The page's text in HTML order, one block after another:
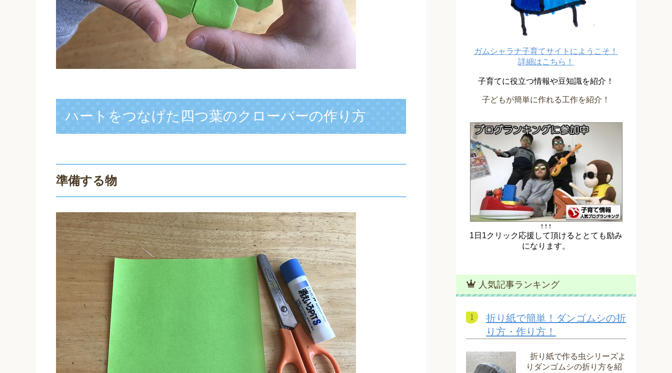
ハートをつなげた四つ葉のクローバーの作り方
準備する物
ガムシャラナ子育てサイトにようこそ！
詳細はこちら！
子育てに役立つ情報や豆知識を紹介！
子どもが簡単に作れる工作を紹介！
↑↑↑
1日1クリック応援して頂けるととても励み
になります。
人気記事ランキング
折り紙で簡単！ダンゴムシの折
り方・作り方！
折り紙で作る虫シリーズよ
りダンゴムシの折り方を紹